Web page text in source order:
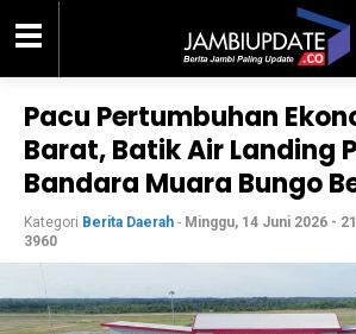
Pacu Pertumbuhan
Barat, Batik Air Landing
Bandara Muara Bungo
Kategori Berita Daerah - Minggu, 14 Juni 2026 -
3960